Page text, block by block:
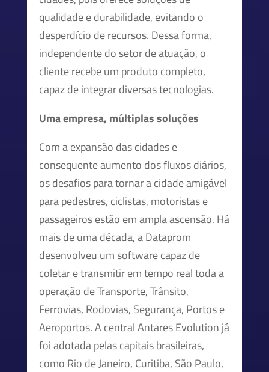
qualidade e durabilidade, evitando o
desperdício de recursos. Dessa forma,
independente do setor de atuação, o
cliente recebe um produto completo,
capaz de integrar diversas tecnologias.
Uma empresa, múltiplas soluções
Com a expansão das cidades e
consequente aumento dos fluxos diários,
os desafios para tornar a cidade amigável
para pedestres, ciclistas, motoristas e
passageiros estão em ampla ascensão. Há
mais de uma década, a Dataprom
desenvolveu um software capaz de
coletar e transmitir em tempo real toda a
operação de Transporte, Trânsito,
Ferrovias, Rodovias, Segurança, Portos e
Aeroportos. A central Antares Evolution já
foi adotada pelas capitais brasileiras,
como Rio de Janeiro, Curitiba, São Paulo,